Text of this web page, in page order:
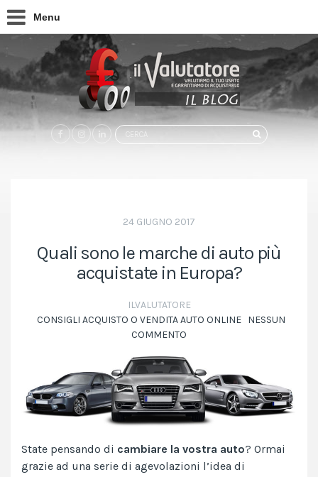
Menu
Search
CERCA
24 GIUGNO 2017
Quali sono le marche di auto più
acquistate in Europa?
ILVALUTATORE
CONSIGLI ACQUISTO O VENDITA AUTO ONLINE NESSUN
COMMENTO
State pensando di cambiare la vostra auto? Ormai
grazie ad una serie di agevolazioni l’idea di